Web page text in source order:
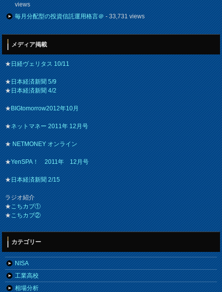
views
毎月分配型の投資信託運用格言＠- 33,731 views
メディア掲載
★日経ヴェリタス 10/11
★日本経済新聞 5/9
★日本経済新聞 4/2
★BIGtomorrow2012年10月
★ネットマネー 2011年 12月号
★NETMONEY オンライン
★YenSPA！ 2011年 12月号
★日本経済新聞 2/15
ラジオ紹介
★こちカブ①
★こちカブ②
カテゴリー
NISA
工業高校
相場分析